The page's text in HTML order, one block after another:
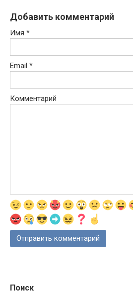
Добавить комментарий
Имя *
Email *
Комментарий
Поиск